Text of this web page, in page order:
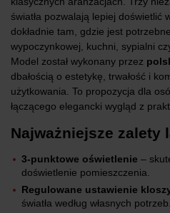
światła pozwalają lepiej doświetlić
dokładnie tam, gdzie jest
wypoczynkowej, kuchni, sypialni
Model został wykonany przez
dbałością o estetykę, trwałość i
użytkowania. To propozycja dla
łączącego elegancki wygląd z
Najważniejsze zalety
3-punktowe oświetlenie –
doświetlenie pomieszczenia.
Regulowane ustawienie
światła według własnych potrzeb.